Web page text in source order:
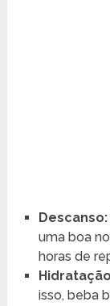
Descanso:
uma boa
horas de
isso, beba